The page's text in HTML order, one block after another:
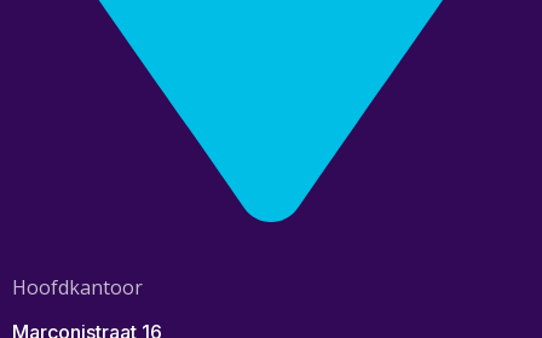
Hoofdkantoor
Marconistraat 16